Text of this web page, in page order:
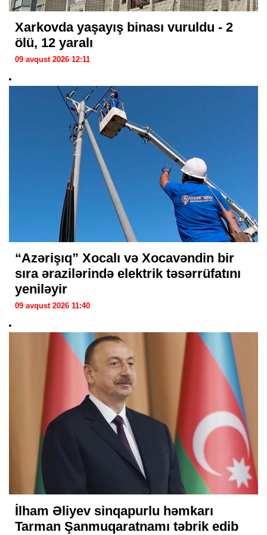
Xarkovda yaşayış binası vuruldu - 2
ölü, 12 yaralı
09 avqust 2026 12:11
“Azərişıq” Xocalı və Xocavəndin bir
sıra ərazilərində elektrik təsərrüfatını
yeniləyir
09 avqust 2026 11:40
İlham Əliyev sinqapurlu həmkarı
Tarman Şanmuqaratnamı təbrik edib